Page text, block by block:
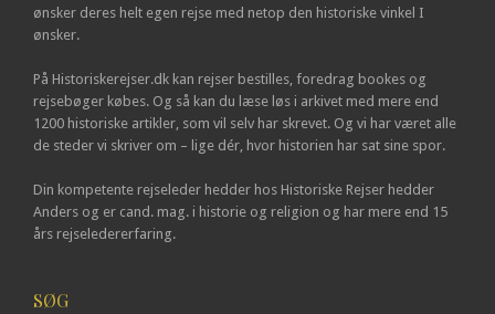
ønsker deres helt egen rejse med netop den historiske vinkel I
ønsker.
På Historiskerejser.dk kan rejser bestilles, foredrag bookes og
rejsebøger købes. Og så kan du læse løs i arkivet med mere end
1200 historiske artikler, som vil selv har skrevet. Og vi har været alle
de steder vi skriver om – lige dér, hvor historien har sat sine spor.
Din kompetente rejseleder hedder hos Historiske Rejser hedder
Anders og er cand. mag. i historie og religion og har mere end 15
års rejseledererfaring.
SØG